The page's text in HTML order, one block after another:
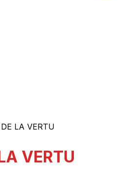
LA VERTU
VERTU